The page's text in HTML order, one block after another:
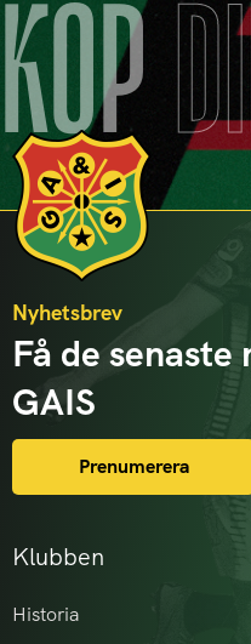
KÖP
Klubben
Historia
Nyhetsbrev
Få de
GAIS
Prenumerera